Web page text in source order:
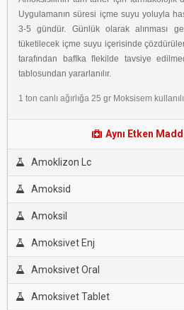
Uygulamanın süresi içme suyu yoluyla
3-5 gündür. Günlük olarak alınması
tüketilecek içme suyu içerisinde
tarafından baﬂka ﬂekilde tavsiye
tablosundan yararlanılır.
1 ton canlı ağırlığa 25 gr Moksisem
Aynı Etken
Amoklizon Lc
Amoksid
Amoksil
Amoksivet Enj
Amoksivet Oral
Amoksivet Tablet